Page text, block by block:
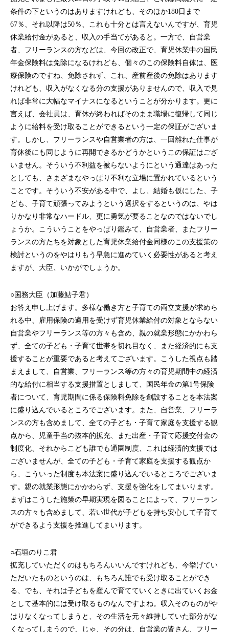
条件の下というのはありますけれども、そのほか180日まで
67％、それ以降は50％、これも十分とは言えないんですが、育児
休業給付金があると、収入の手当てがあると。一方で、自営業
者、フリーランスの方などは、今回の改正で、育児休業中の国民
年金保険料は免除になるけれども、個々のこの保険料自体は、医
療保険のですね、免除されず、これ、産前産後の免除はあります
けれども、収入がなくなる分の支援がありませんので、収入で見
れば非常に大幅なマイナスになるということが分かります。更に
言えば、会社員は、育休が終わればそのまま職場に復帰して同じ
ように給料を受け取ることができるという一定の保証がございま
す。しかし、フリーランスや自営業者の方は、一回離れた仕事が
育休後にも同じように再開できるかどうかというこの保証はござ
いません。そういう不利益を被らないようにという通達はあった
としても、さまざまなやっぱり不利な立場に置かれているという
ことです。そういう不安がある中で、よし、結婚も仮にした、子
ども、子育て頑張ってみようという選択をするというのは、やは
りかなり非常なハードル、更に勇気が要ることなのではないでし
ょうか。こういうことをやっぱり鑑みて、自営業者、またフリー
ランスの方たちを対象とした育児休業給付金同様のこの支援策の
検討というのをやはりもう早急に進めていく必要性があると考え
ますが、大臣、いかがでしょうか。
○国務大臣（加藤鮎子君）
お答え申し上げます。多様な働き方と子育ての両立支援が求めら
れる中、雇用保険の適用を受けず育児休業給付の対象とならない
自営業やフリーランス等の方々も含め、親の就業形態にかかわら
ず、全ての子ども・子育て世帯を切れ目なく、また経済的にも支
援することが重要であると考えてございます。こうした視点も踏
まえまして、自営業、フリーランス等の方々の育児期間中の経済
的な給付に相当する支援措置としまして、国民年金の第1号保険
者について、育児期間に係る保険料免除を創設することを本法案
に盛り込んでいるところでございます。また、自営業、フリーラ
ンスの方も含めまして、全ての子ども・子育て家庭を支援する観
点から、児童手当の抜本的拡充、また出産・子育て応援交付金の
制度化、それからこども誰でも通園制度、これは経済的支援では
ございませんが、全ての子ども・子育て家庭を支援する観点か
ら、こういった制度も本法案に盛り込んでいるところでございま
す。親の就業形態にかかわらず、支援を強化をしてまいります。
まずはこうした施策の早期実現を図ることによって、フリーラン
スの方々も含めまして、若い世代が子どもを持ち安心して子育て
ができるよう支援を推進してまいります。
○石垣のりこ君
拡充していただくのはもちろんいいんですけれども、今挙げてい
ただいたものというのは、もちろん誰でも受け取ることができ
る、でも、それは子どもを産んで育てていくときに出ていくお金
として基本的には受け取るものなんですよね。収入そのものがや
はりなくなってしまうと、その生活を元々維持していた部分がな
くなってしまうので、じゃ、その分は、自営業の皆さん、フリー